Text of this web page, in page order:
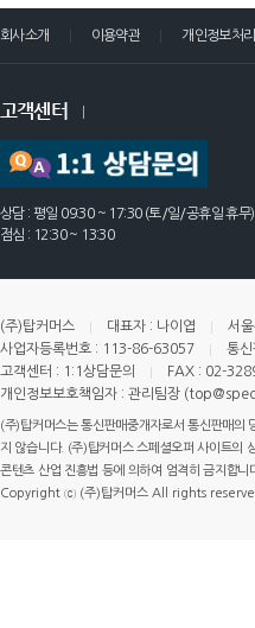
회사소개 이용약관 개인정보처
고객센터
상담 : 평일 09:30 ~ 17:30 (토/일/공휴일 휴무)
점심 : 12:30 ~ 13:30
(주)탑커머스 대표자 : 나이엽
서
사업자등록번호 : 113-86-63057
통
고객센터 : 1:1상담문의
FAX : 02-
개인정보보호책임자 : 관리팀장
(주)탑커머스는 통신판매중개자로서 통신판매의
지 않습니다. (주)탑커머스 스페셜오퍼 사이트의
콘텐츠 산업 진흥법 등에 의하여 엄격히 금지합니
Copyright ⓒ (주)탑커머스 All rights